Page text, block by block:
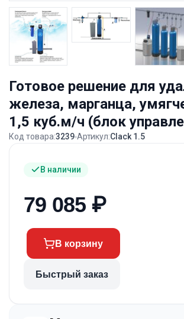
Готовое решение для
железа, марганца,
1,5 куб.м/ч (блок
Код товара:3239 Артикул:Clack 1.5
В наличии
79 085 ₽
В корзину
Быстрый заказ